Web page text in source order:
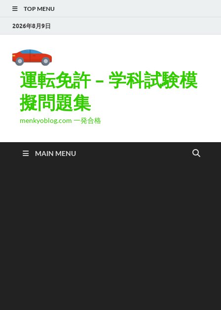
TOP MENU
2026年8月9日
運転免許 – 学科試験模
擬問題集
menkyoblog.com 一発合格
MAIN MENU